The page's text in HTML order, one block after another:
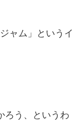
ャム」というイ
ろう、というわ